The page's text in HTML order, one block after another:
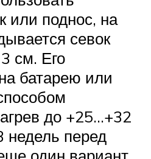
или поднос, на
севок
см. Его
батарею или
до +25…+32
недель перед